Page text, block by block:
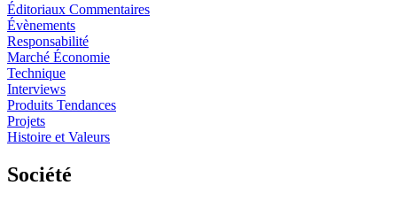
Éditoriaux Commentaires
Évènements
Responsabilité
Marché Économie
Technique
Interviews
Produits Tendances
Projets
Histoire et Valeurs
Société